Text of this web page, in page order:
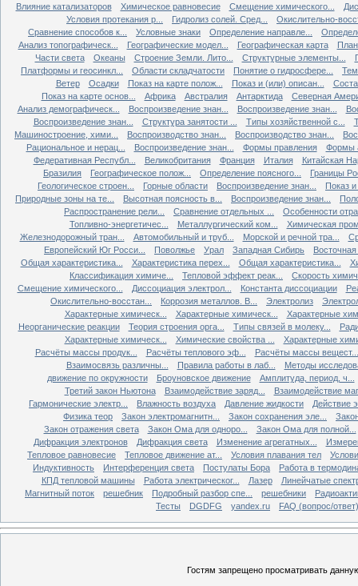
Влияние катализаторов
Химическое равновесие Смещение химического...
Условия протекания р...
Гидролиз солей. Сред...
Окислительно-
Сравнение способов к...
Условные знаки Определение направле...
Анализ топографическ...
Географические модел... Географическая карта
Части света
Океаны Строение Земли. Лито... Структурные элементы...
Платформы и геосинкл...
Области складчатости Понятие о гидросфере...
Ветер
Осадки Показ на карте полож... Показ и (или) описан...
Показ на карте основ...
Африка Австралия Антарктида
Северная
Анализ демографическ...
Воспроизведение знан... Воспроизведение знан...
Воспроизведение знан...
Структура занятости ... Типы хозяйственной с...
Машиностроение, хими...
Воспроизводство знан... Воспроизводство знан...
Рациональное и нерац...
Воспроизведение знан... Формы правления
Формы
Федеративная Республ...
Великобритания Франция Италия
Китайская
Бразилия
Географическое полож... Определение поясного...
Границы
Геологическое строен...
Горные области Воспроизведение знан...
Показ
Природные зоны на те...
Высотная поясность в... Воспроизведение знан...
Распространение рели...
Сравнение отдельных ...
Особенности
Топливно-энергетичес...
Металлургический ком...
Химическая
Железнодорожный тран...
Автомобильный и труб... Морской и речной тра...
Европейский Юг Росси...
Поволжье Урал Западная Сибирь
Общая характеристика...
Характеристика перех... Общая характеристика...
Классификация химиче...
Тепловой эффект реак...
Скорость
Смещение химического...
Диссоциация электрол... Константа диссоциации
Окислительно-восстан...
Коррозия металлов. В... Электролиз
Характерные химическ...
Характерные химическ...
Характерные
Неорганические реакции
Теория строения орга... Типы связей в молеку...
Характерные химическ...
Химические свойства ...
Характерные
Расчёты массы продук...
Расчёты теплового эф...
Расчёты массы вещест...
Взаимосвязь различны...
Правила работы в лаб...
Методы
движение по окружности
Броуновское движение
Амплитуда, период, ч...
Третий закон Ньютона
Взаимодействие заряд...
Взаимодействие
Гармонические электр...
Влажность воздуха Давление жидкости
Действие
Физика теор
Закон электромагнитн... Закон сохранения эле...
Закон отражения света
Закон Ома для одноро...
Закон Ома для полной...
Дифракция электронов
Дифракция света Изменение агрегатных...
Тепловое равновесие
Тепловое движение ат... Условия плавания тел
Индуктивность
Интерференция света Постулаты Бора
Работа в
КПД тепловой машины
Работа электрическог... Лазер
Линейчатые
Магнитный поток
решебник Подробный разбор спе... решебники
Тесты
DGDFG yandex.ru FAQ (вопрос/ответ)
Гостям запрещено просматривать